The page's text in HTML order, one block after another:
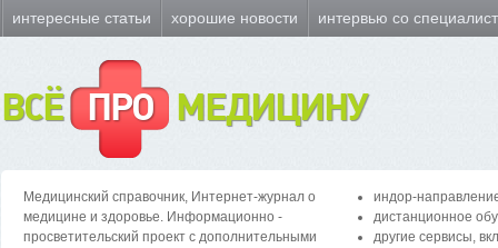
интересные статьи хорошие новости интервью со
ВСЁ ПРО МЕДИЦИНУ
Медицинский справочник, Интернет-журнал о
медицине и здоровье. Информационно -
просветительский проект с дополнительными
индор-
дистанционное
другие сервисы,